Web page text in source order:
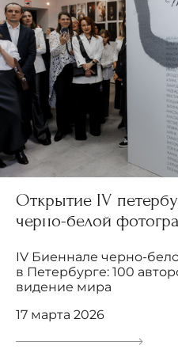
Открытие IV
черно-белой
IV Биеннале черно-
в Петербурге: 100
видение мира
17 марта 2026